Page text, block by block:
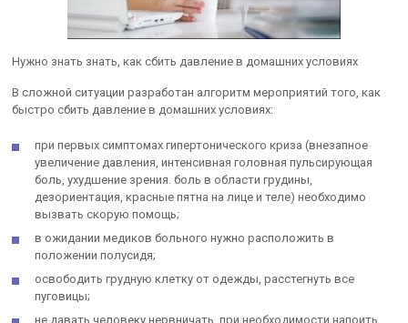
Нужно знать знать, как сбить давление в домашних условиях
В сложной ситуации разработан алгоритм мероприятий того, как
быстро сбить давление в домашних условиях:
при первых симптомах гипертонического криза (внезапное
увеличение давления, интенсивная головная пульсирующая
боль, ухудшение зрения. боль в области грудины,
дезориентация, красные пятна на лице и теле) необходимо
вызвать скорую помощь;
в ожидании медиков больного нужно расположить в
положении полусидя;
освободить грудную клетку от одежды, расстегнуть все
пуговицы;
не давать человеку нервничать, при необходимости напоить